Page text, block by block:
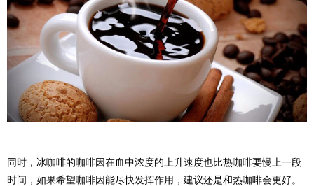
同时，冰咖啡的咖啡因在血中浓度的上升速度也比热咖啡要慢上一段
时间，如果希望咖啡因能尽快发挥作用，建议还是和热咖啡会更好。